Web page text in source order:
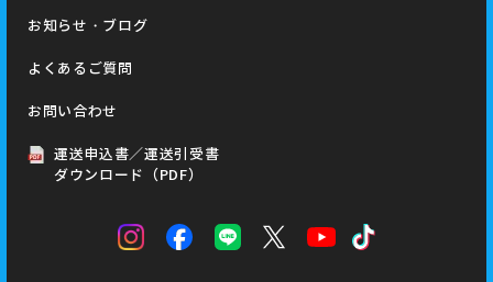
お知らせ・ブログ
よくあるご質問
お問い合わせ
運送申込書／運送引受書
ダウンロード（PDF）